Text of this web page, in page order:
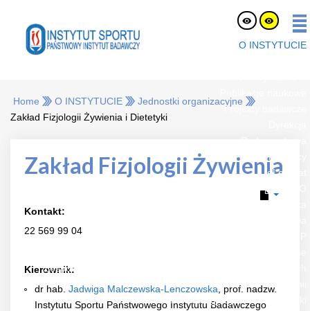
O INSTYTUCIE
Projekty badawcze
Oferty pracy
eLaborat
Zespół Certyfikacji Sprzętu i Badań Nawierzchni Sportowych
Zakład Biochemii
Zakład Fizjologii Żywienia i Dietetyki
Home O INSTYTUCIE
Jednostki organizacyjne
Zakład Fizjologii Żywienia i Dietetyki
Zakład Fizjologii Żywienia
Kontakt:
22 569 99 04
Kierownik:
dr hab. Jadwiga Malczewska-Lenczowska , prof. nadzw.
Instytutu Sportu Państwowego Instytutu Badawczego